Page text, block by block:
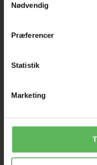
Nødvendig
Præferencer
Statistik
Marketing
Udsolgt
TRENDY SKÅL MED
34,32 DKK